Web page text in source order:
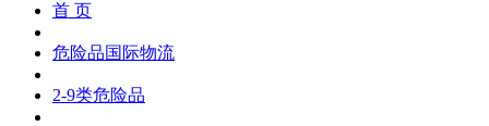
首 页
危险品国际物流
2-9类危险品